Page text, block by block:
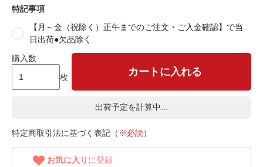
特記事項
【月～金（祝除く）正午までのご注文・ご入金確認】で当
日出荷●欠品除く
購入数
枚
カートに入れる
出荷予定を計算中...
特定商取引法に基づく表記（ ※必読）
お気に入り に登録